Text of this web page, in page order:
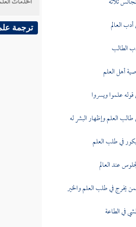
العالم
الطالب
أهل العلم
علموا ويسروا
العلم وإظهار البشر له
في طلب العلم
عند العالم
يخرج في طلب العلم والخير
في الطاعة
ترجمة